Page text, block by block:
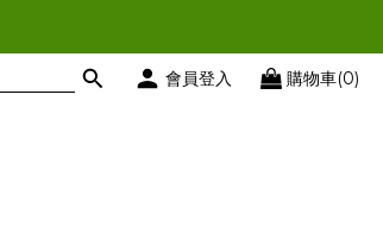
會員登入 購物車(0)